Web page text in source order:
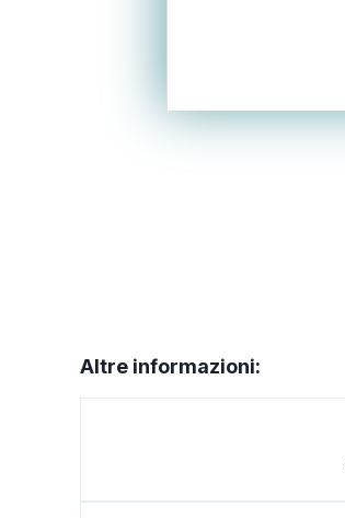
Altre informazioni: